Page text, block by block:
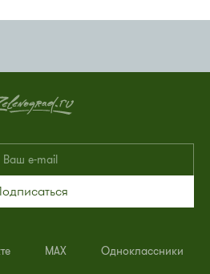
MAX Одноклассники